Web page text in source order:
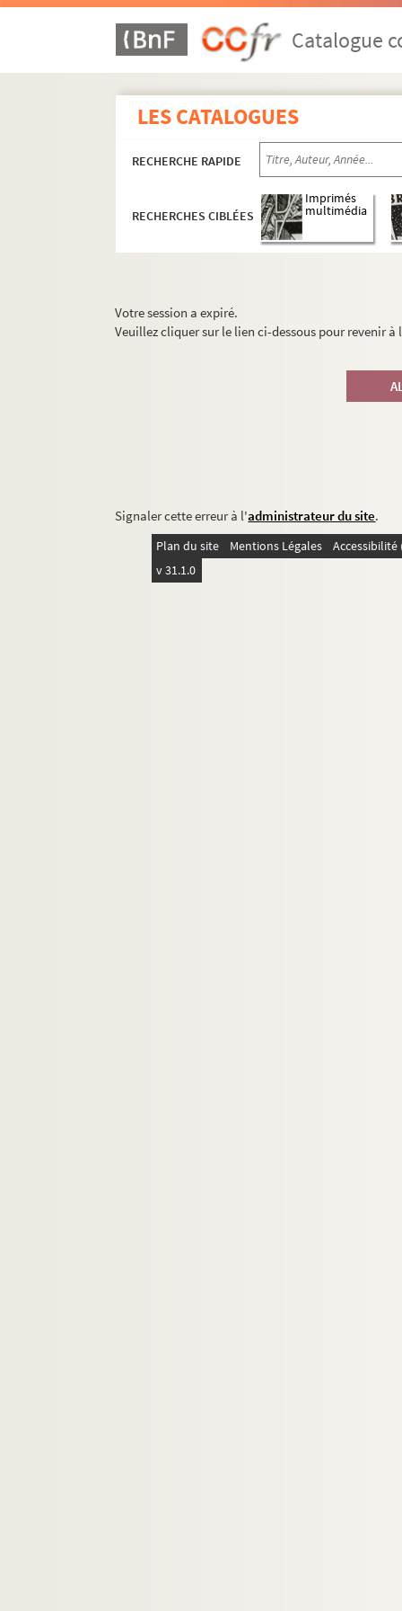
Catalogue
LES CATALOGUES
RECHERCHE RAPIDE
RECHERCHES CIBLÉES
Imprimés
multimédia
Votre session a expiré.
Veuillez cliquer sur le lien ci-dessous pour revenir
Signaler cette erreur à l'administrateur du site.
Plan du site Mentions Légales
v 31.1.0